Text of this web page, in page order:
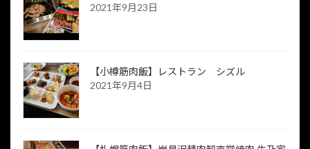
2021年9月23日
【小樽筋肉飯】レストラン シズル
2021年9月4日